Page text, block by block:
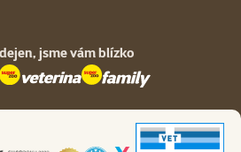
jsme vám blízko